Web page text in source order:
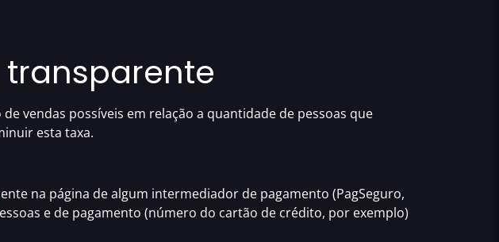
vendas possíveis em relação a quantidade de pessoas que
esta taxa.
na página de algum intermediador de pagamento (PagSeguro,
e de pagamento (número do cartão de crédito, por exemplo)